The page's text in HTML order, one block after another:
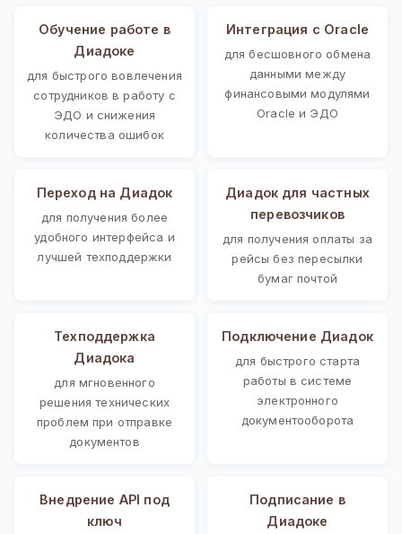
Обучение работе в
Диадоке
для быстрого вовлечения
сотрудников в работу с
ЭДО и снижения
количества ошибок
Интеграция с Oracle
для бесшовного обмена
данными между
финансовыми модулями
Oracle и ЭДО
Переход на Диадок
для получения более
удобного интерфейса и
лучшей техподдержки
Диадок для частных
перевозчиков
для получения оплаты за
рейсы без пересылки
бумаг почтой
Техподдержка
Диадока
для мгновенного
решения технических
проблем при отправке
документов
Подключение Диадок
для быстрого старта
работы в системе
электронного
документооборота
Внедрение API под
ключ
Подписание в
Диадоке